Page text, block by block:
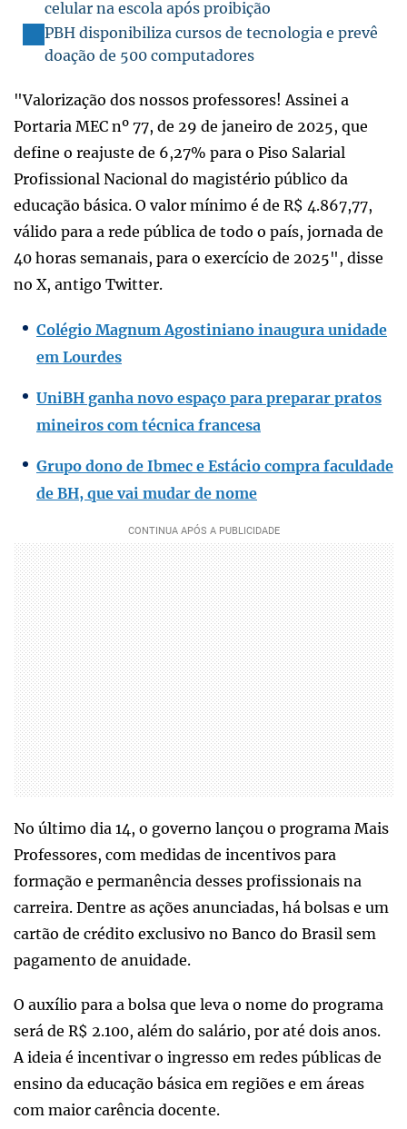
celular na escola após proibição
PBH disponibiliza cursos de tecnologia e prevê
doação de 500 computadores
"Valorização dos nossos professores! Assinei a
Portaria MEC nº 77, de 29 de janeiro de 2025, que
define o reajuste de 6,27% para o Piso Salarial
Profissional Nacional do magistério público da
educação básica. O valor mínimo é de R$ 4.867,77,
válido para a rede pública de todo o país, jornada de
40 horas semanais, para o exercício de 2025", disse
no X, antigo Twitter.
Colégio Magnum Agostiniano inaugura unidade
em Lourdes
UniBH ganha novo espaço para preparar pratos
mineiros com técnica francesa
Grupo dono de Ibmec e Estácio compra faculdade
de BH, que vai mudar de nome
No último dia 14, o governo lançou o programa Mais
Professores, com medidas de incentivos para
formação e permanência desses profissionais na
carreira. Dentre as ações anunciadas, há bolsas e um
cartão de crédito exclusivo no Banco do Brasil sem
pagamento de anuidade.
O auxílio para a bolsa que leva o nome do programa
será de R$ 2.100, além do salário, por até dois anos.
A ideia é incentivar o ingresso em redes públicas de
ensino da educação básica em regiões e em áreas
com maior carência docente.